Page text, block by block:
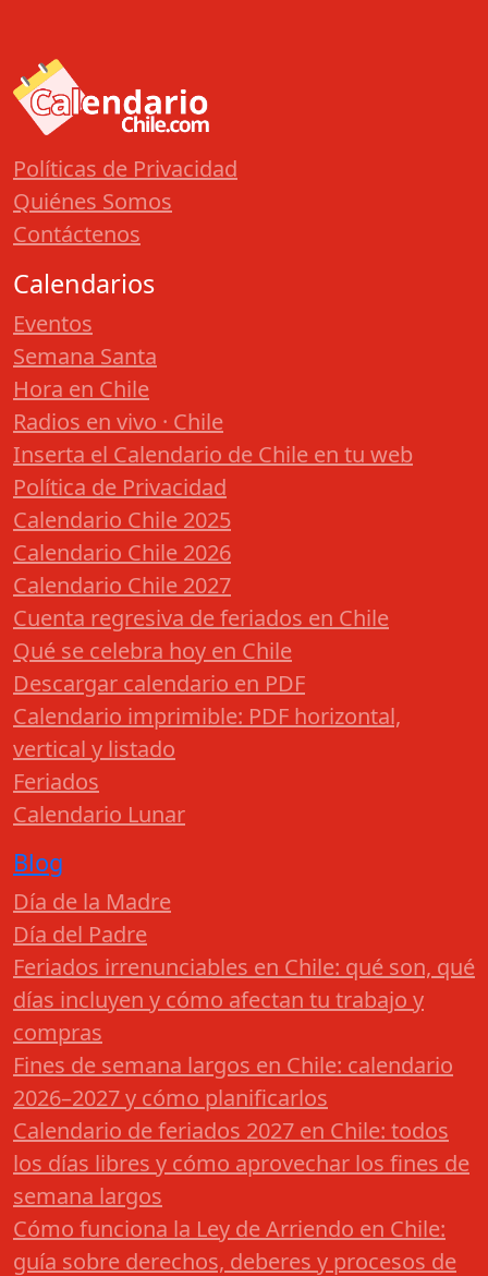
Políticas de Privacidad
Quiénes Somos
Contáctenos
Calendarios
Eventos
Semana Santa
Hora en Chile
Radios en vivo · Chile
Inserta el Calendario de Chile en tu web
Política de Privacidad
Calendario Chile 2025
Calendario Chile 2026
Calendario Chile 2027
Cuenta regresiva de feriados en Chile
Qué se celebra hoy en Chile
Descargar calendario en PDF
Calendario imprimible: PDF horizontal,
vertical y listado
Feriados
Calendario Lunar
Blog
Día de la Madre
Día del Padre
Feriados irrenunciables en Chile: qué son, qué
días incluyen y cómo afectan tu trabajo y
compras
Fines de semana largos en Chile: calendario
2026–2027 y cómo planificarlos
Calendario de feriados 2027 en Chile: todos
los días libres y cómo aprovechar los fines de
semana largos
Cómo funciona la Ley de Arriendo en Chile:
guía sobre derechos, deberes y procesos de